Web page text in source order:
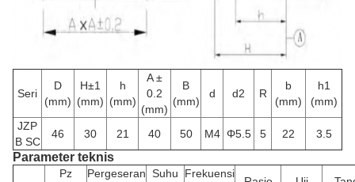
Seri
D
(mm)
H±1
(mm)
h
(mm)
A ±
0.2
(mm)
B
(mm)
d d2 R
b
(mm)
h1
(mm)
JZP
B SC
46 30 21 40 50 M4 Φ5.5 5 22 3.5
Parameter teknis
Pz
Pergeseran Suhu
Frekuensi